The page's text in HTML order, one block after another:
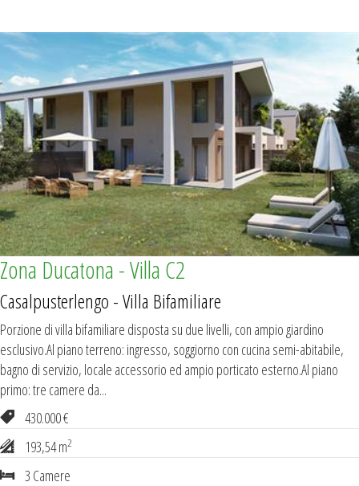
Zona Ducatona - Villa C2
Casalpusterlengo - Villa Bifamiliare
Porzione di villa bifamiliare disposta su due livelli, con ampio giardino
esclusivo.Al piano terreno: ingresso, soggiorno con cucina semi-abitabile,
bagno di servizio, locale accessorio ed ampio porticato esterno.Al piano
primo: tre camere da...
430.000 €
193,54 m2
3 Camere